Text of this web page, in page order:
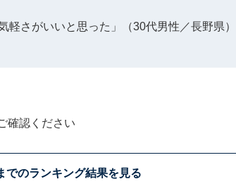
軽さがいいと思った」（30代男性／長野県）
確認ください
でのランキング結果を見る